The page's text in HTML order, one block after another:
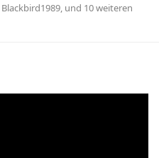
Blackbird1989, und 10weiteren